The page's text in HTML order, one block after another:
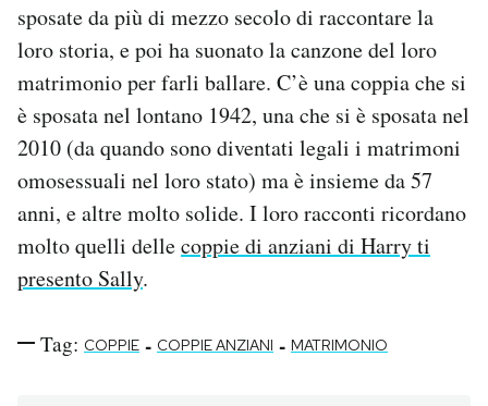
Notifiche mobile
Regala il Post
Hai bisogno di aiuto?
sposate da più di mezzo secolo di raccontare la
loro storia, e poi ha suonato la canzone del loro
matrimonio per farli ballare. C’è una coppia che si
è sposata nel lontano 1942, una che si è sposata nel
2010 (da quando sono diventati legali i matrimoni
omosessuali nel loro stato) ma è insieme da 57
anni, e altre molto solide. I loro racconti ricordano
molto quelli dellecoppie di anziani di Harry ti
presento Sally.
Tag: COPPIE - COPPIE ANZIANI - MATRIMONIO